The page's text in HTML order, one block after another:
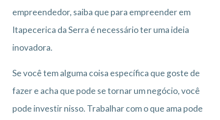
empreendedor, saiba que para empreender em
Itapecerica da Serra é necessário ter uma ideia
inovadora.
Se você tem alguma coisa específica que goste de
fazer e acha que pode se tornar um negócio, você
pode investir nisso. Trabalhar com o que ama pode